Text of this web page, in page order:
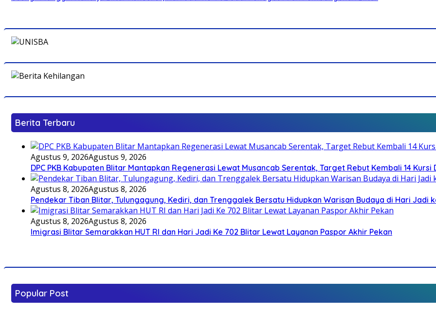
Berita Terbaru
Agustus 9, 2026Agustus 9, 2026
DPC PKB Kabupaten Blitar Mantapkan Regenerasi Lewat Musancab Serentak, Target Rebut Kembali 14 Kursi
Agustus 8, 2026Agustus 8, 2026
Pendekar Tiban Blitar, Tulungagung, Kediri, dan Trenggalek Bersatu Hidupkan Warisan Budaya di Hari Jadi
Agustus 8, 2026Agustus 8, 2026
Imigrasi Blitar Semarakkan HUT RI dan Hari Jadi Ke 702 Blitar Lewat Layanan Paspor Akhir Pekan
Popular Post